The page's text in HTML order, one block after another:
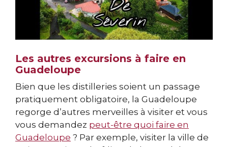
Les autres excursions à faire en
Guadeloupe
Bien que les distilleries soient un passage
pratiquement obligatoire, la Guadeloupe
regorge d’autres merveilles à visiter et vous
vous demandez peut-être quoi faire en
Guadeloupe ? Par exemple, visiter la ville de